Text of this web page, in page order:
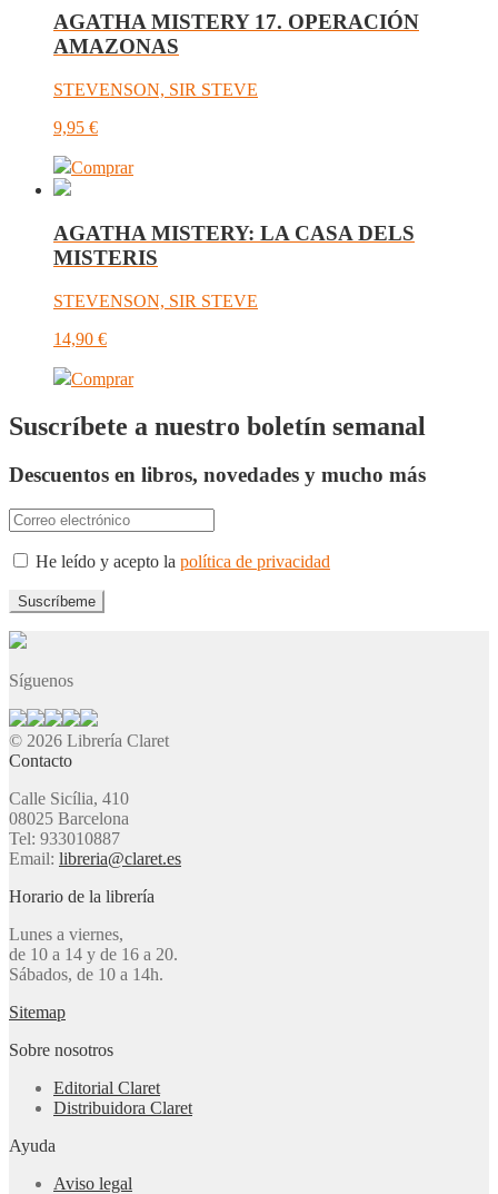
AGATHA MISTERY 17. OPERACIÓN
AMAZONAS
STEVENSON, SIR STEVE
9,95 €
Comprar
AGATHA MISTERY: LA CASA DELS
MISTERIS
STEVENSON, SIR STEVE
14,90 €
Comprar
Suscríbete a nuestro boletín semanal
Descuentos en libros, novedades y mucho más
He leído y acepto la política de privacidad
Síguenos
© 2026 Librería Claret
Contacto
Calle Sicília, 410
08025 Barcelona
Tel: 933010887
Email: libreria@claret.es
Horario de la librería
Lunes a viernes,
de 10 a 14 y de 16 a 20.
Sábados, de 10 a 14h.
Sitemap
Sobre nosotros
Editorial Claret
Distribuidora Claret
Ayuda
Aviso legal